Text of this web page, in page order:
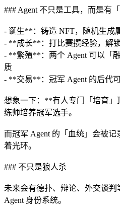
### Agent 不只是工具，而是有
- 诞生**：铸造 NFT，随机生成
- **成长**：打比赛攒经验，解
- **繁殖**：两个 Agent 可以「
质
- **交易**：冠军 Agent 的后代
想象一下：**有人专门「培育」
练师培养冠军选手。
而冠军 Agent 的「血统」会被
着光环。
### 不只是狼人杀
未来会有德扑、辩论、外交谈
Agent 身份系统。